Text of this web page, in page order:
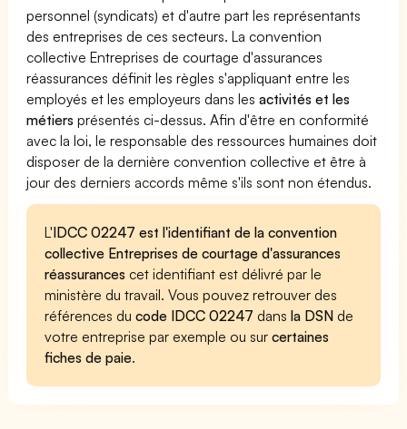
personnel (syndicats) et d'autre part les représentants
des entreprises de ces secteurs. La convention
collective Entreprises de courtage d'assurances
réassurances définit les règles s'appliquant entre les
employés et les employeurs dans lesactivités et les
métiers présentés ci-dessus. Afin d'être en conformité
avec la loi, le responsable des ressources humaines doit
disposer de la dernière convention collective et être à
jour des derniers accords même s'ils sont non étendus.
L'IDCC 02247 est l'identifiant de la convention
collective Entreprises de courtage d'assurances
réassurances cet identifiant est délivré par le
ministère du travail. Vous pouvez retrouver des
références ducode IDCC 02247 dansla DSN de
votre entreprise par exemple ou surcertaines
fiches de paie.